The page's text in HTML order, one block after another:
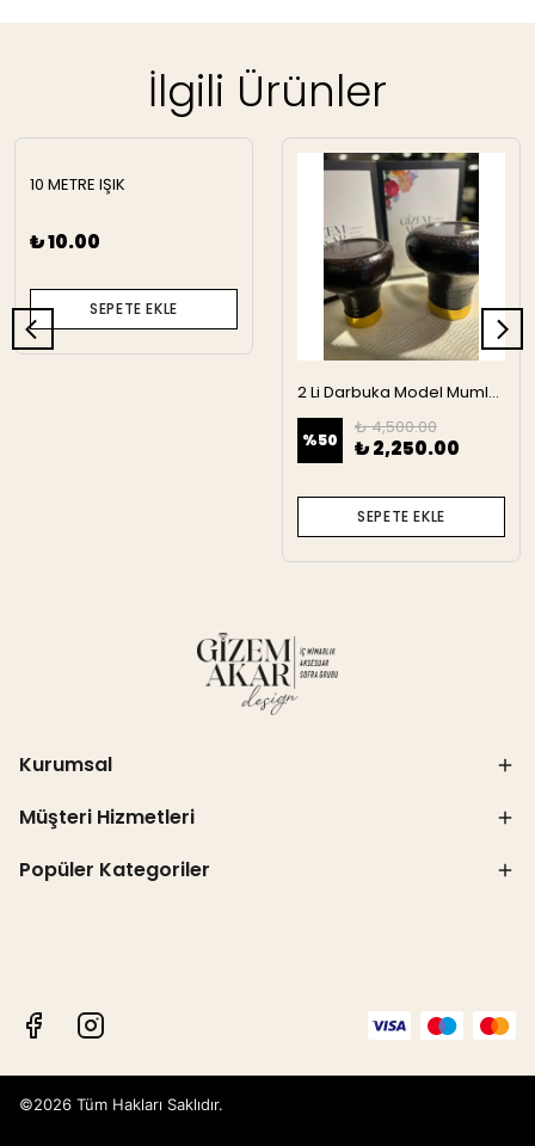
İlgili Ürünler
10 METRE IŞIK
₺ 10.00
SEPETE EKLE
2 Li Darbuka Model Mumluk
%50
₺ 4,500.00
₺ 2,250.00
SEPETE EKLE
Kurumsal
Müşteri Hizmetleri
Popüler Kategoriler
©2026 Tüm Hakları Saklıdır.